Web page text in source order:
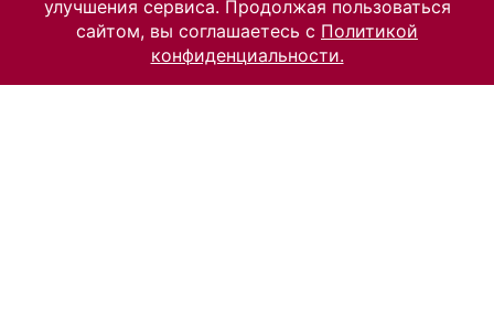
улучшения сервиса. Продолжая пользоваться
сайтом, вы соглашаетесь с Политикой
конфиденциальности.